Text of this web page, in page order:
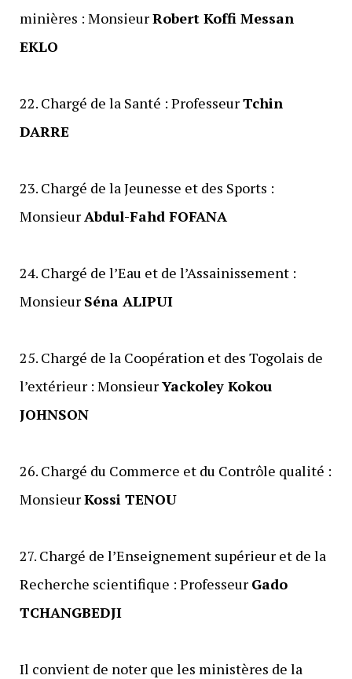
minières : MonsieurRobert Koffi Messan
EKLO
‎22. Chargé de la Santé : ProfesseurTchin
DARRE
‎23. Chargé de la Jeunesse et des Sports :
Monsieur Abdul-Fahd FOFANA
‎24. Chargé de l’Eau et de l’Assainissement :
Monsieur Séna ALIPUI
‎25. Chargé de la Coopération et des Togolais de
l’extérieur : MonsieurYackoley Kokou
JOHNSON
‎26. Chargé du Commerce et du Contrôle qualité :
MonsieurKossi TENOU
‎27. Chargé de l’Enseignement supérieur et de la
Recherche scientifique : Professeur Gado
TCHANGBEDJI
‎Il convient de noter que les ministères de la